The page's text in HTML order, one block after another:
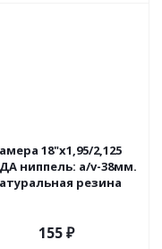
18"х1,95/2,125
ниппель: а/v-38мм.
резина
155₽